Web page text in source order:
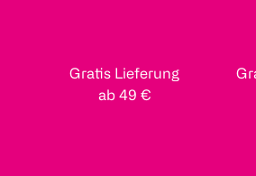
Gratis Lieferung
ab 49 €